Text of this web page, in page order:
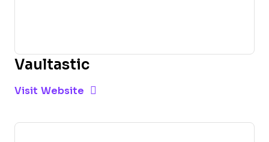
Vaultastic
Visit Website Opens New Window